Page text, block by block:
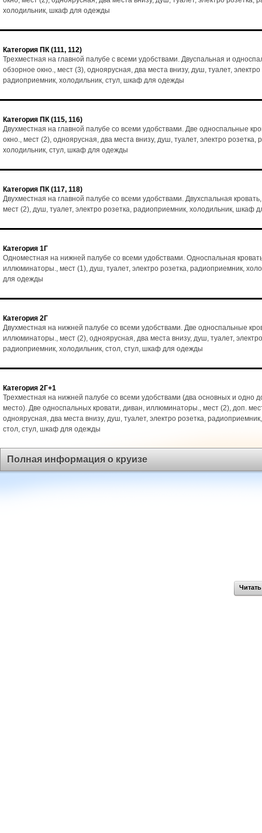
холодильник, шкаф для одежды
Категория ПК (111, 112)
Трехместная на главной палубе с всеми удобствами. Двуспальная и
обзорное окно., мест (3), одноярусная, два места внизу, душ, туалет, электро
радиоприемник, холодильник, стул, шкаф для одежды
Категория ПК (115, 116)
Двухместная на главной палубе со всеми удобствами. Две односпальные
окно., мест (2), одноярусная, два места внизу, душ, туалет, электро розетка,
холодильник, стул, шкаф для одежды
Категория ПК (117, 118)
Двухместная на главной палубе со всеми удобствами. Двухспальная
мест (2), душ, туалет, электро розетка, радиоприемник, холодильник, шкаф
Категория 1Г
Одноместная на нижней палубе со всеми удобствами. Односпальная
иллюминаторы., мест (1), душ, туалет, электро розетка, радиоприемник,
для одежды
Категория 2Г
Двухместная на нижней палубе со всеми удобствами. Две односпальные
иллюминаторы., мест (2), одноярусная, два места внизу, душ, туалет,
радиоприемник, холодильник, стол, стул, шкаф для одежды
Категория 2Г+1
Трехместная на нижней палубе со всеми удобствами (два основных и одно
место). Две односпальных кровати, диван, иллюминаторы., мест (2), доп.
одноярусная, два места внизу, душ, туалет, электро розетка,
стол, стул, шкаф для одежды
Полная информация о круизе